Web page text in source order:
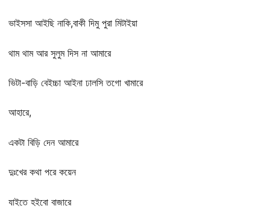
ভাইসসা আইছি নাকি,বাকী দিমু পুরা মিটাইয়া
থাম থাম আর সুলুম দিস না আমারে
ভিটা-বাড়ি বেইচ্চা আইনা ঢালসি তগো খামারে
আহারে,
একটা বিড়ি দেন আমারে
দুঃখের কথা পরে কয়েন
যাইতে হইবো বাজারে